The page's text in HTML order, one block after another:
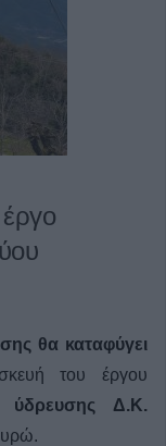
θα καταφύγει
του έργου
ύδρευσης Δ.Κ.